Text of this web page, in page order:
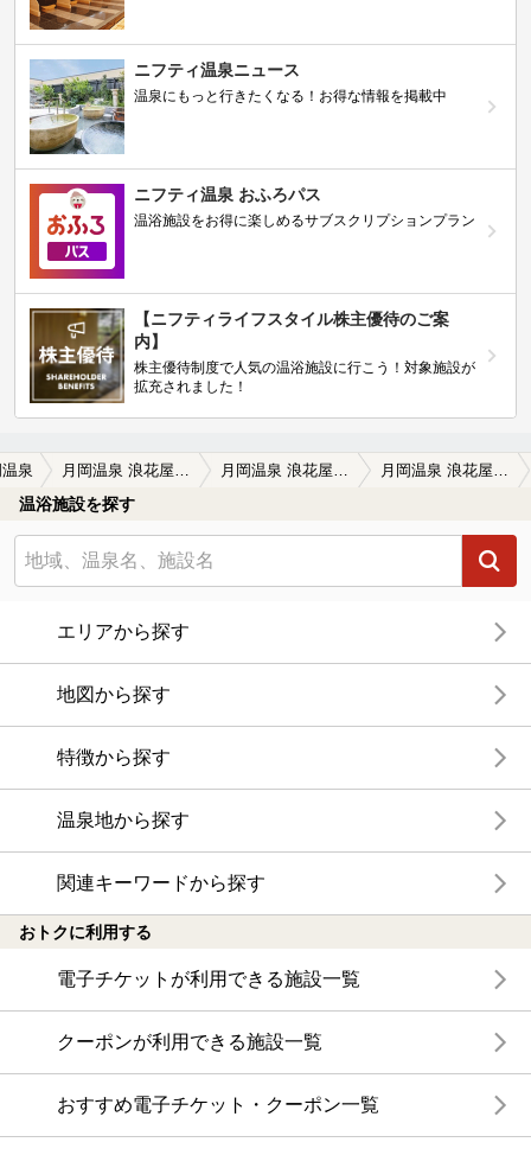
ニフティ温泉ニュース
温泉にもっと行きたくなる！お得な情報を掲載中
ニフティ温泉 おふろパス
温浴施設をお得に楽しめるサブスクリプションプラン
【ニフティライフスタイル株主優待のご案
内】
株主優待制度で人気の温浴施設に行こう！対象施設が
拡充されました！
泉
温浴施設を探す
エリアから探す
地図から探す
特徴から探す
温泉地から探す
関連キーワードから探す
おトクに利用する
電子チケットが利用できる施設一覧
クーポンが利用できる施設一覧
おすすめ電子チケット・クーポン一覧